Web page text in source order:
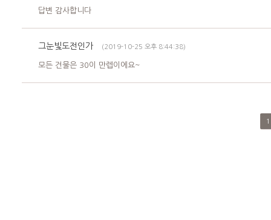
답변 감사합니다
그눈빛도전인가 (2019-10-25 오후 8:44:38)
모든 건물은 30이 만렙이에요~
1